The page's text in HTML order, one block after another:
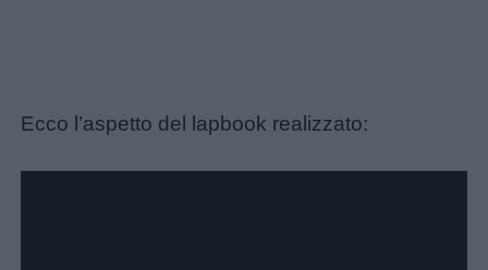
Ecco l’aspetto del lapbook realizzato: